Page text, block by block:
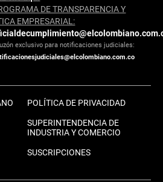
DE TRANSPARENCIA Y
EMPRESARIAL:
exclusivo para notificaciones judiciales:
POLÍTICA DE PRIVACIDAD
SUPERINTENDENCIA DE
INDUSTRIA Y COMERCIO
SUSCRIPCIONES